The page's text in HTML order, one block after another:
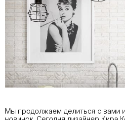
Мы продолжаем делиться с вами